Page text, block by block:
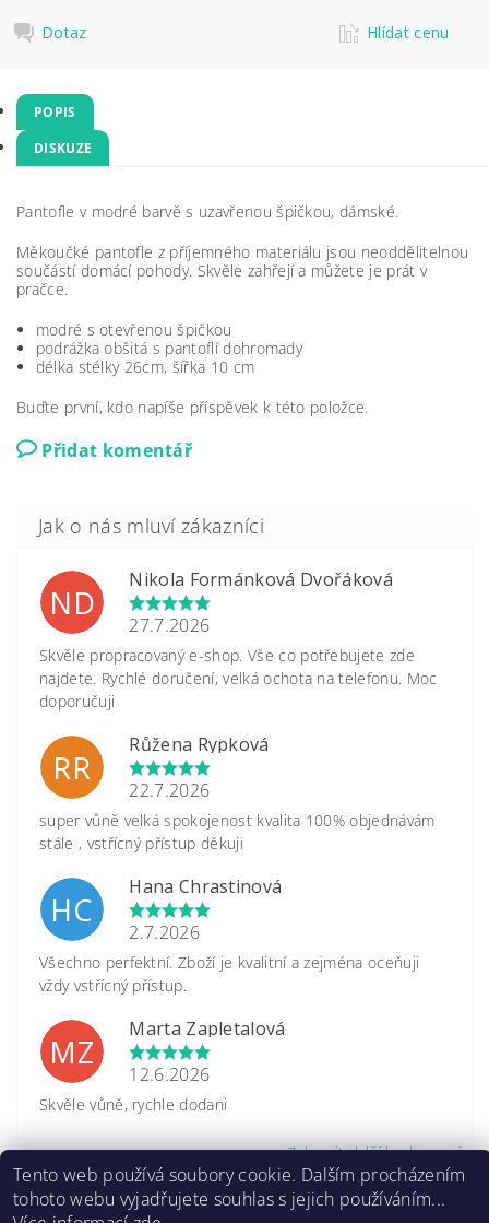
Dotaz Hlídat cenu
POPIS
DISKUZE
Pantofle v modré barvě s uzavřenou špičkou, dámské.
Měkoučké pantofle z příjemného materiálu jsou neoddělitelnou
součástí domácí pohody. Skvěle zahřejí a můžete je prát v
pračce.
modré s otevřenou špičkou
podrážka obšitá s pantoflí dohromady
délka stélky 26cm, šířka 10 cm
Buďte první, kdo napíše příspěvek k této položce.
Přidat komentář
ND
Nikola Formánková Dvořáková
27.7.2026
Skvěle propracovaný e-shop. Vše co potřebujete zde
najdete. Rychlé doručení, velká ochota na telefonu. Moc
doporučuji
RR
Růžena Rypková
22.7.2026
super vůně velká spokojenost kvalita 100% objednávám
stále , vstřícný přístup děkuji
HC
Hana Chrastinová
2.7.2026
Všechno perfektní. Zboží je kvalitní a zejména oceňuji
vždy vstřícný přístup.
MZ
Marta Zapletalová
12.6.2026
Skvěle vůně, rychle dodani
Zobrazit další hodnocení
Tento web používá soubory cookie. Dalším procházením
tohoto webu vyjadřujete souhlas s jejich používáním...